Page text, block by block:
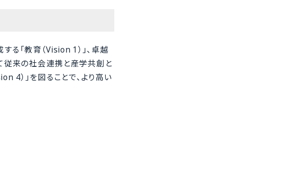
「教育（Vision 1）」、卓越
従来の社会連携と産学共創と
4）」を図ることで、より高い